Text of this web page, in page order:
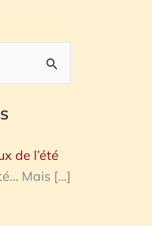
de l’été
Mais […]